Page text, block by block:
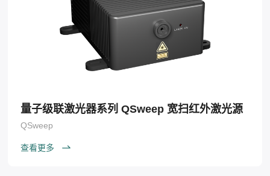
量子级联激光器系列 QSweep 宽扫红外激光源
QSweep
查看更多